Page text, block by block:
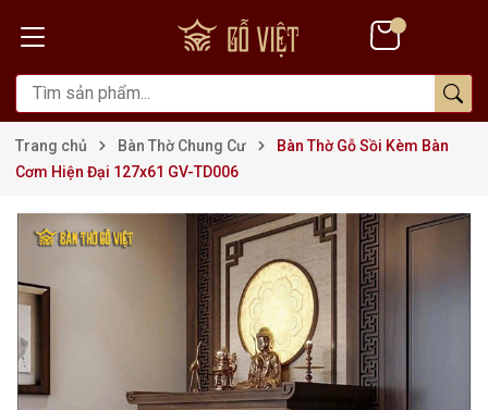
Trang chủ Bàn Thờ Chung Cư
Bàn Thờ Gỗ Sồi Kèm Bàn
Cơm Hiện Đại 127x61 GV-TD006